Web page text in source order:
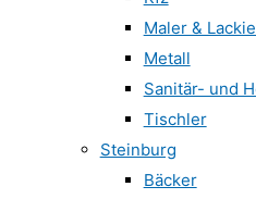
Maler &
Metall
Sanitär- und
Tischler
Steinburg
Bäcker